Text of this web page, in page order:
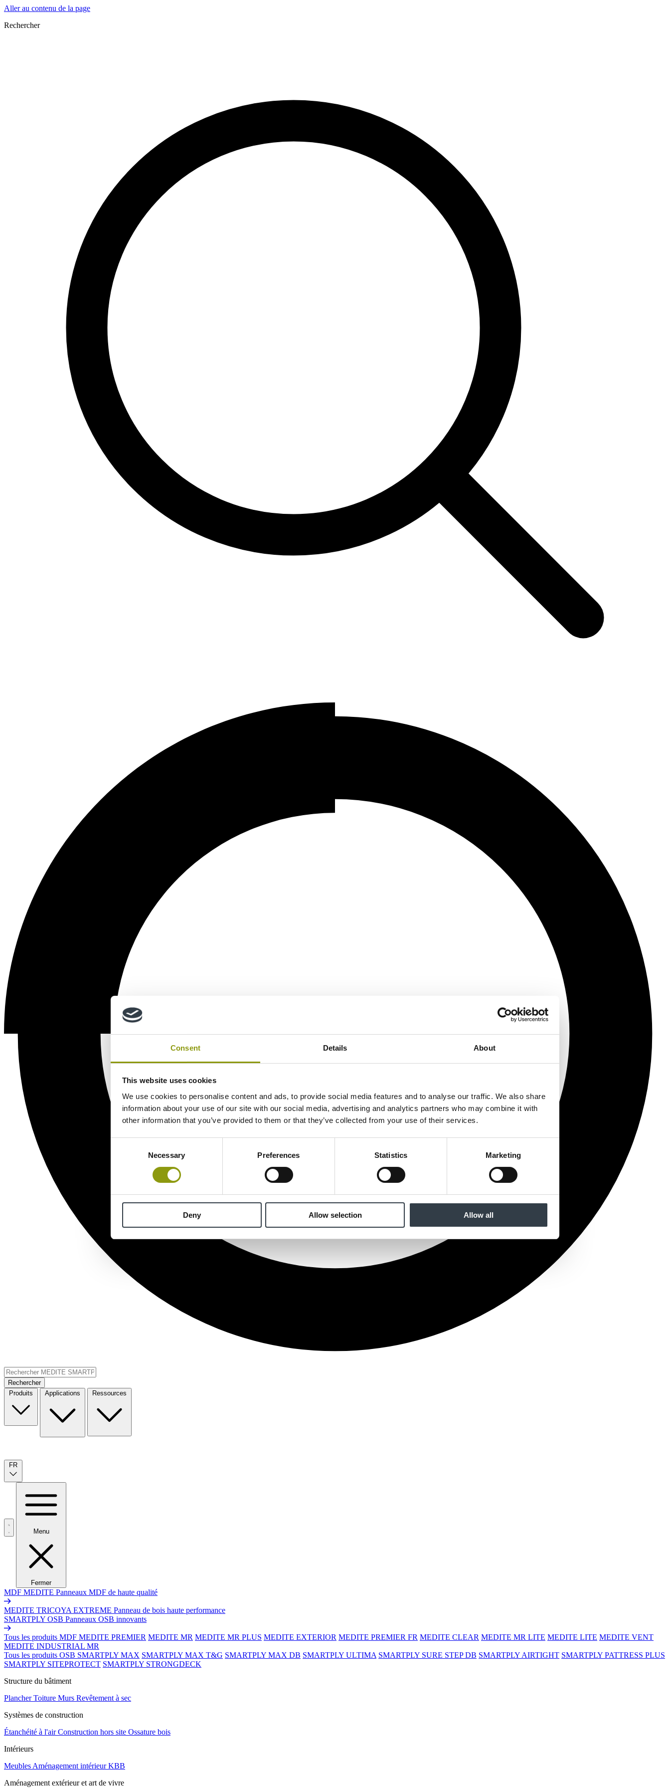
Consent Details About
This website uses cookies
We use cookies to personalise content and ads, to provide social media features and to analyse our traffic. We also share
information about your use of our site with our social media, advertising and analytics partners who may combine it with
other information that you’ve provided to them or that they’ve collected from your use of their services.
Necessary Preferences Statistics Marketing
Deny Allow selection Allow all
Aller au contenu de la page
Rechercher
Rechercher
Produits
Applications Ressources
FR
Menu
Fermer
MDF MEDITE Panneaux MDF de haute qualité
MEDITE TRICOYA EXTREME Panneau de bois haute performance
SMARTPLY OSB Panneaux OSB innovants
Tous les produits MDF MEDITE PREMIER MEDITE MR MEDITE MR PLUS MEDITE EXTERIOR MEDITE PREMIER FR MEDITE CLEAR MEDITE MR LITE MEDITE LITE MEDITE VENT
MEDITE INDUSTRIAL MR
Tous les produits OSB SMARTPLY MAX SMARTPLY MAX T&G SMARTPLY MAX DB SMARTPLY ULTIMA SMARTPLY SURE STEP DB SMARTPLY AIRTIGHT SMARTPLY PATTRESS PLUS
SMARTPLY SITEPROTECT SMARTPLY STRONGDECK
Structure du bâtiment
PlancherToiture Murs Revêtement à sec
Systèmes de construction
Étanchéité à l'airConstruction hors site Ossature bois
Intérieurs
Meubles Aménagement intérieurKBB
Aménagement extérieur et art de vivre